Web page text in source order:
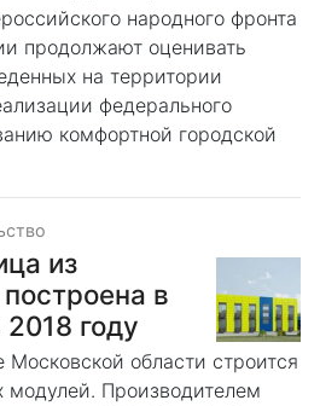
народного фронта
продолжают оценивать
на территории
федерального
комфортной городской
из
в
году
области строится
модулей. Производителем